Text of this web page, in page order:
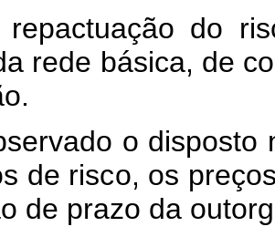
repactuação do
rede básica, de
o disposto
de risco, os
de prazo da